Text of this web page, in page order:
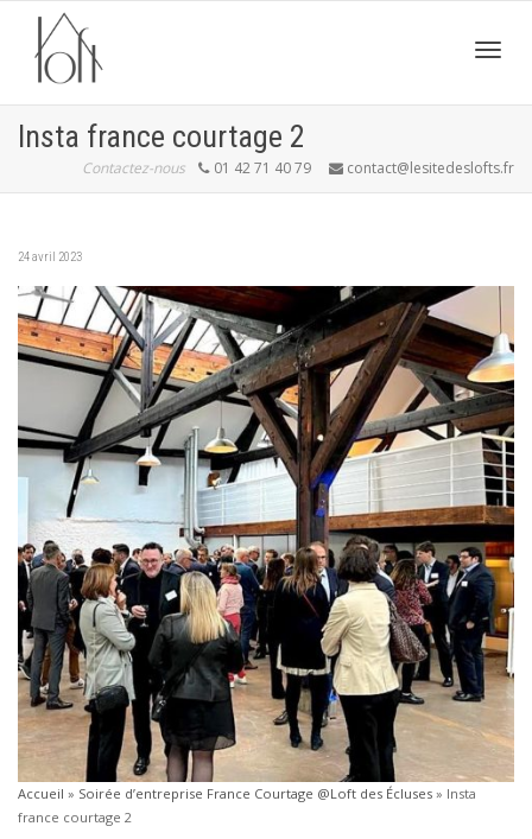
Insta france courtage 2
Contactez-nous 01 42 71 40 79 contact@lesitedeslofts.fr
24 avril 2023
Accueil » Soirée d’entreprise France Courtage @Loft des Écluses » Insta
france courtage 2